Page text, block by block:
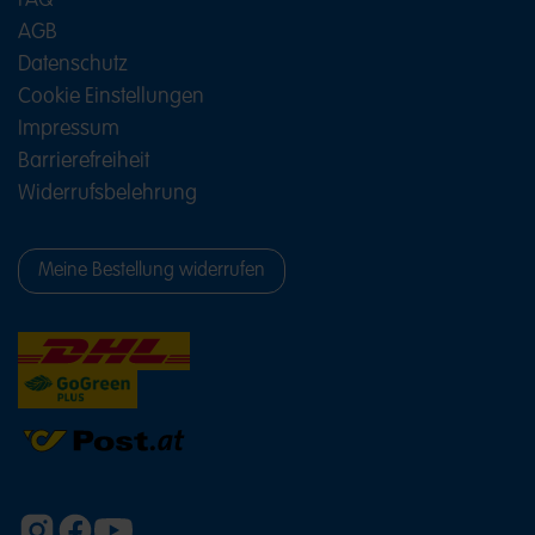
Hochzeitskonzept abstimmen – von pastelligen
Tönen über helle Nuancen bis hin zu bunten oder
dunklen Farbakzenten. Ergänzt wird die Mischung
durch fluffigen Schaumzucker mit oder ohne
Wer ein besonders stimmiges Gesamtbild schaffen
Gastgeschenke mit persönlicher
Note
Erinnerung an den besonderen Tag mitgeben.
HARIBO Süßigkeiten eignen sich wunderbar für
liebevoll gestaltete Gastgeschenke.
Kleine Tütchen mit Gummitieren passen perfekt
auf die Hochzeitstafel und sorgen schon beim
Platznehmen für ein Lächeln. Auch individuell
AGB
Datenschutz
Cookie Einstellungen
Impressum
Barrierefreiheit
Widerrufsbelehrung
Meine Bestellung widerrufen